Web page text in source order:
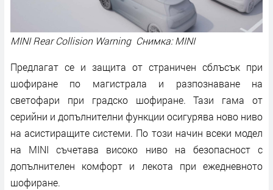
MINI Rear Collision Warning Снимка: MINI
Предлагат се и защита от страничен сблъсък при
шофиране по магистрала и разпознаване на
светофари при градско шофиране. Тази гама от
серийни и допълнителни функции осигурява ново ниво
на асистиращите системи. По този начин всеки модел
на MINI съчетава високо ниво на безопасност с
допълнителен комфорт и лекота при ежедневното
шофиране.